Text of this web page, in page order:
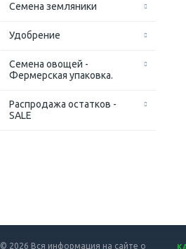
Семена земляники
Удобрение
Семена овощей -
Фермерская упаковка.
Распродажа остатков -
SALE
© 2026 Вся информация на сайте о